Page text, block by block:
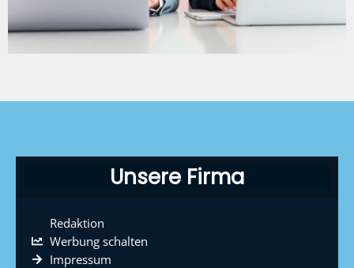
Unsere Firma
Redaktion
Werbung schalten
Impressum